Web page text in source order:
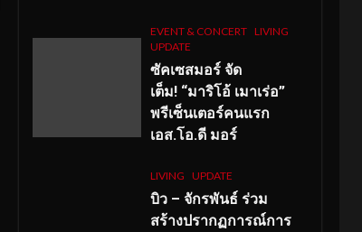
EVENT & CONCERT LIVING
UPDATE
ซัคเซสมอร์ จัด
เต็ม! “มาริโอ้ เมาเร่อ”
พรีเซ็นเตอร์คนแรก
เอส.โอ.ดี มอร์
LIVING UPDATE
บิว – จักรพันธ์ ร่วม
สร้างปรากฏการณ์การ